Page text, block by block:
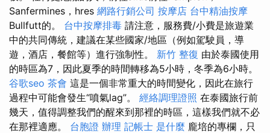
Sanfermines，hres 網路行銷公司 按摩店 台中精油按摩
Bullfutt的。 台中按摩排毒 請注意，服務費/小費是旅遊業
中的共同傳統，建議在某些國家/地區（例如駕駛員，導
遊，酒店，餐館等）進行強制性。 新竹 整復 由於泰國使用
的時區為7，因此夏季的時間轉移為5小時，冬季為6小時。
谷歌seo 茶會 這是一個非常重大的時間變化，因此在旅行
過程中可能會發生“噴氣lag”。 經絡調理證照 在泰國旅行前
幾天，值得調整我們的醒來到那裡的時區，這樣我們就不必
在那裡適應。 台胞證 辦理 記帳士 是什麼 龐培的專欄，只